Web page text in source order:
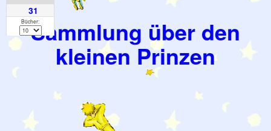
Sammlung über den
kleinen Prinzen
31
Bücher: